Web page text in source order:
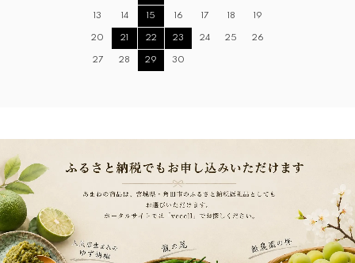
13 14 15 16 17 18 19
20 21 22 23 24 25 26
27 28 29 30